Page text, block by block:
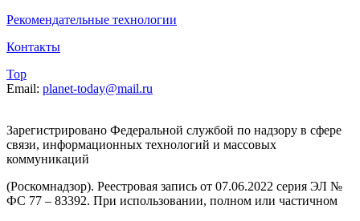
Рекомендательные технологии
Контакты
Top
Email: planet-today@mail.ru
Зарегистрировано Федеральной службой по надзору в сфере
связи, информационных технологий и массовых
коммуникаций
(Роскомнадзор). Реестровая запись от 07.06.2022 серия ЭЛ №
ФС 77 – 83392. При использовании, полном или частичном